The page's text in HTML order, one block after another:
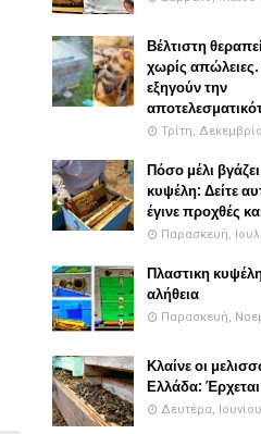
Βέλτιστη
χωρίς
εξηγούν την
Τρίτη,
Πόσο μέλι
κυψέλη: Δείτε
έγινε προχθές
Παρασκευή,
Πλαστικη
αλήθεια
Παρασκευή,
Κλαίνε οι
Ελλάδα: Έρχεται
Δευτέρα,